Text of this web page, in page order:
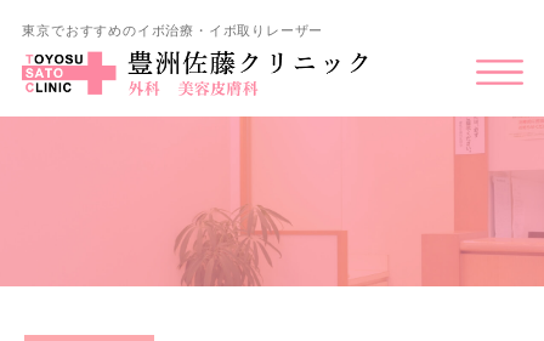
東京でおすすめのイボ治療・イボ取りレーザー